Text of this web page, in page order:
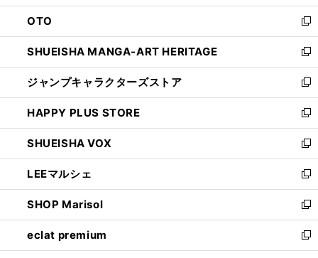
ウ
で
開
く
ン
ド
ウ
で
開
く
OTO
新
し
い
ウ
ィ
ン
ド
ウ
で
開
く
SHUEISHA MANGA-ART HERITAGE
新
し
い
ウ
ィ
ン
ド
ウ
で
開
く
ジャンプキャラクターズストア
新
し
い
ウ
ィ
ン
ド
ウ
で
開
く
HAPPY PLUS STORE
新
し
い
ウ
ィ
ン
ド
ウ
で
開
SHUEISHA VOX
新
し
い
ウ
ィ
ン
ド
ウ
LEEマルシェ
新
し
い
ウ
ィ
ン
SHOP Marisol
新
し
い
ウ
eclat premium
新
し